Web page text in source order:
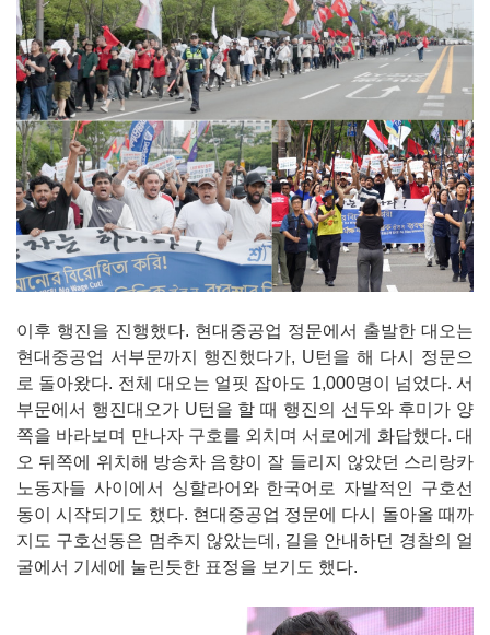
이후 행진을 진행했다. 현대중공업 정문에서 출발한 대오는
현대중공업 서부문까지 행진했다가, U턴을 해 다시 정문으
로 돌아왔다. 전체 대오는 얼핏 잡아도 1,000명이 넘었다. 서
부문에서 행진대오가 U턴을 할 때 행진의 선두와 후미가 양
쪽을 바라보며 만나자 구호를 외치며 서로에게 화답했다. 대
오 뒤쪽에 위치해 방송차 음향이 잘 들리지 않았던 스리랑카
노동자들 사이에서 싱할라어와 한국어로 자발적인 구호선
동이 시작되기도 했다. 현대중공업 정문에 다시 돌아올 때까
지도 구호선동은 멈추지 않았는데, 길을 안내하던 경찰의 얼
굴에서 기세에 눌린듯한 표정을 보기도 했다.